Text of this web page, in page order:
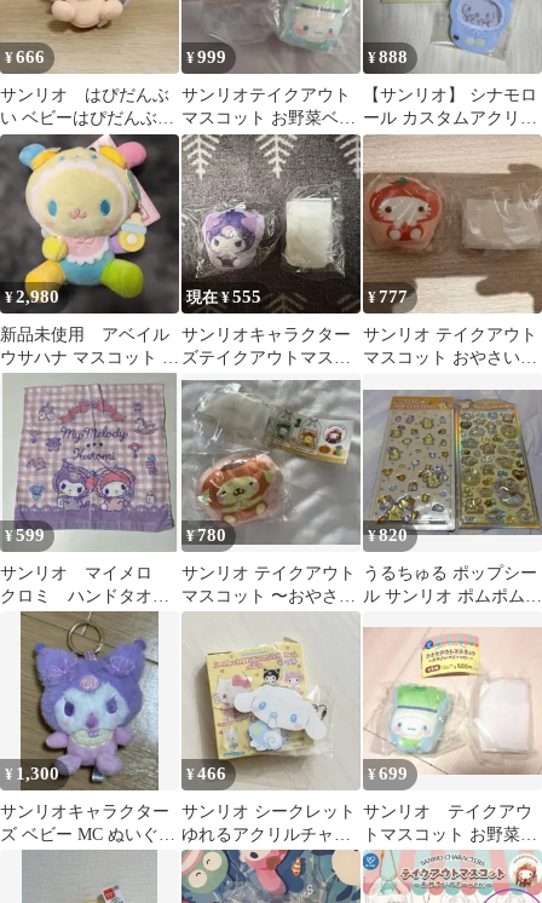
¥666
サンリオ はぴだんぶ
い ベビーはぴだんぶい
マスコット ポチャッコ
¥999
サンリオテイクアウト
マスコット お野菜ベビ
ー シナモロール
¥888
【サンリオ】 シナモロ
ール カスタムアクリル
チャーム おくるみベビ
ーシリーズ
¥2,980
新品未使用 アベイル
ウサハナ マスコット サ
ンリオ しまむら ベビー
現在 ¥555
サンリオキャラクター
ズテイクアウトマスコ
ット
¥777
サンリオ テイクアウト
マスコット おやさいベ
¥599
サンリオ マイメロ
クロミ ハンドタオ
ル ベビー
¥780
サンリオ テイクアウト
マスコット 〜おやさい
ベビー Ver.〜ポムポム
¥820
うるちゅる ポップシー
ル サンリオ ポムポムプ
¥ 1,300
サンリオキャラクター
ズ ベビー MC ぬいぐる
¥466
サンリオ シークレット
ゆれるアクリルチャー
ム ベビー （シナモロー
ル）
¥699
サンリオ テイクアウ
トマスコット お野菜ベ
ビー シナモロール